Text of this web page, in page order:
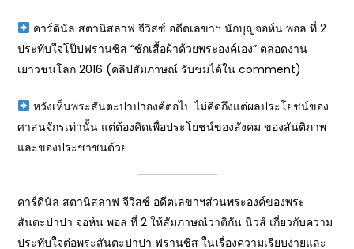
คาร์ดินัล สตานิสลาฟ จีวิสซ์ อดีตเลขาฯ นักบุญจอห์น พอล ที่ 2
ประทับใจโป๊ปฟรานซิส “ซักเสื้อผ้าด้วยพระองค์เอง” ตลอดงาน
เยาวชนโลก 2016 (คลิปสัมภาษณ์ รับชมได้ใน comment)
หวังเห็นพระสันตะปาปาองค์ต่อไป ไม่คิดถึงแต่ผลประโยชน์ของ
ศาสนจักรเท่านั้น แต่ต้องคิดเพื่อประโยชน์ของสังคม ของสันติภาพ
และของประชาชนด้วย
คาร์ดินัล สตานิสลาฟ จีวิสซ์ อดีตเลขาฯส่วนพระองค์ของพระ
สันตะปาปา จอห์น พอล ที่ 2 ให้สัมภาษณ์วาติกัน นิวส์ เกี่ยวกับความ
ประทับใจต่อพระสันตะปาปา ฟรานซิส ในเรื่องความเรียบง่ายและ